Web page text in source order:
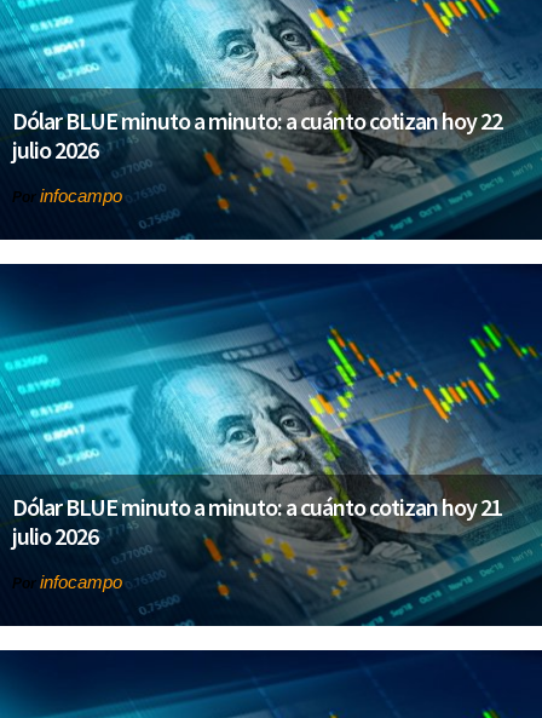
Dólar BLUE minuto a minuto: a cuánto cotizan hoy 22
julio 2026
Por infocampo
Dólar BLUE minuto a minuto: a cuánto cotizan hoy 21
julio 2026
Por infocampo